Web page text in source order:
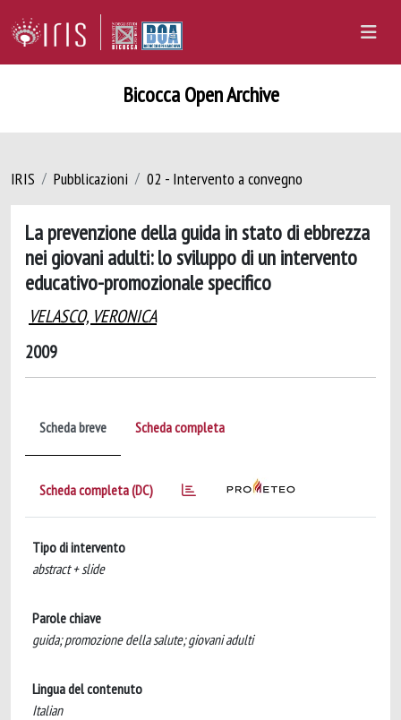
Bicocca Open Archive
IRIS Pubblicazioni 02 - Intervento a convegno
La prevenzione della guida in stato di ebbrezza
nei giovani adulti: lo sviluppo di un intervento
educativo-promozionale specifico
VELASCO, VERONICA
2009
Scheda breve Scheda completa
Scheda completa (DC)
Tipo di intervento
abstract + slide
Parole chiave
guida; promozione della salute; giovani adulti
Lingua del contenuto
Italian